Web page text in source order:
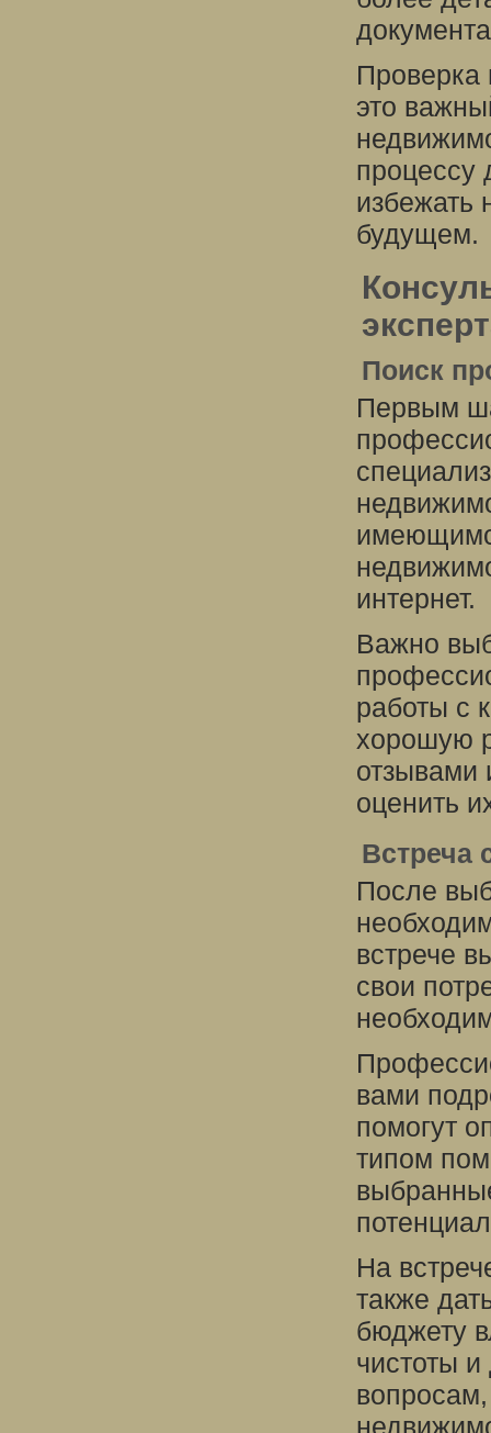
Проверка
это
процессу
избежать
будущем.
Поиск
Первым
интернет.
Важно
работы с
хорошую
отзывами
оценить
Встреча
После
встрече
свои
вами
помогут
типом
На
также
бюджету
чистоты